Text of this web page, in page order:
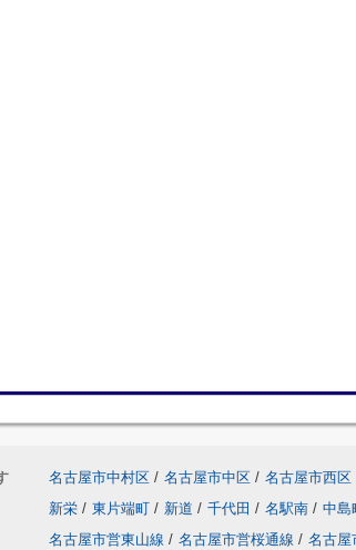
名古屋市中村区 / 名古屋市中区 / 名古屋市西区
新栄 / 東片端町 / 新道 / 千代田 / 名駅南 / 中島
名古屋市営東山線 / 名古屋市営桜通線 / 名古屋